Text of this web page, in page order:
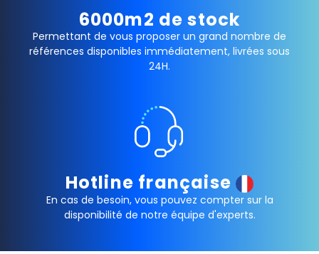
6000m2 de stock
Permettant de vous proposer un grand nombre de
références disponibles immédiatement, livrées sous
24H.
Hotline française
En cas de besoin, vous pouvez compter sur la
disponibilité de notre équipe d'experts.